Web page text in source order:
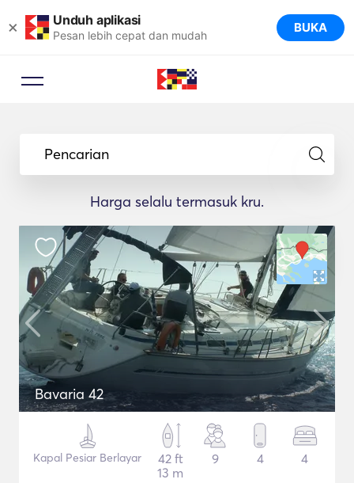
× Unduh aplikasi
Pesan lebih cepat dan mudah BUKA
Pencarian
Harga selalu termasuk kru.
Bavaria 42
Kapal Pesiar Berlayar
42 ft
13 m
9 4 4